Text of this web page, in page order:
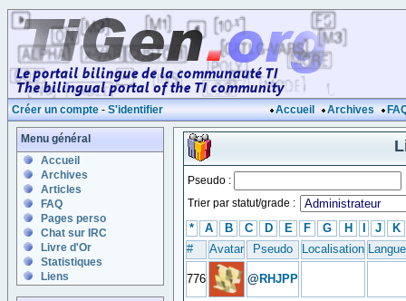
Créer un compte - S'identifier Accueil Archives
Menu général
Accueil
Archives
Articles
FAQ
Pages perso
Chat sur IRC
Livre d'Or
Statistiques
Liens
Pseudo :
Trier par statut/grade :
* A B C D E F G H J
K
#
Avatar Pseudo Localisation Langue
776 @ RHJPP